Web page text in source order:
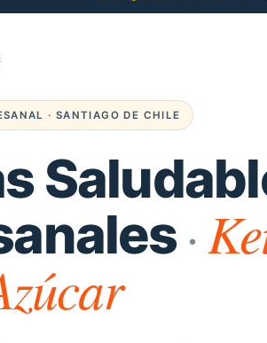
· SANTIAGO DE CHILE
·